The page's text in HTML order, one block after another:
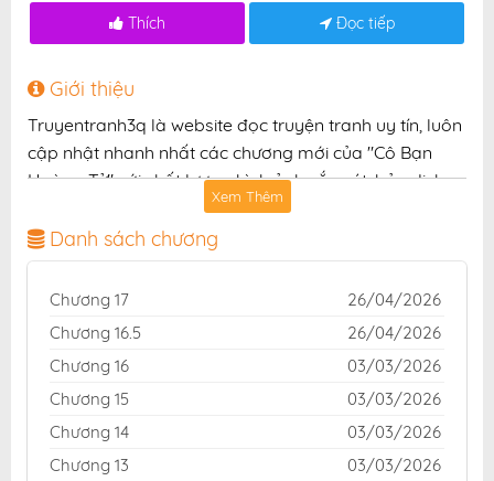
Thích Đọc tiếp
Giới thiệu
Truyentranh3q là website đọc truyện tranh uy tín, luôn
cập nhật nhanh nhất các chương mới của "Cô Bạn
Hoàng Tử" với chất lượng hình ảnh sắc nét, bản dịch
chuẩn và giao diện thân thiện, mang đến trải nghiệm
đọc truyện hấp dẫn, tiện lợi, hoàn toàn miễn phí cho
độc giả yêu thích truyện tranh online.
Xem Thêm
Danh sách chương
Chương 17
26/04/2026
Chương 16.5
26/04/2026
Chương 16
03/03/2026
Chương 15
03/03/2026
Chương 14
03/03/2026
Chương 13
03/03/2026